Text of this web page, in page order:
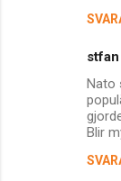
stfan
Nato
Blir